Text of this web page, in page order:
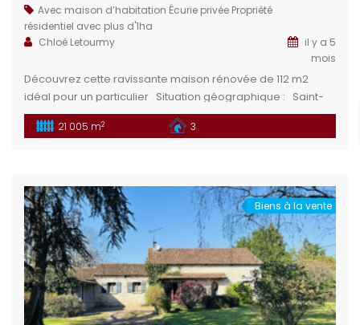
Avec maison d’habitation Écurie privée Propriété
résidentiel avec plus d'1ha
Chloé Letourmy
il y a 5
mois
Découvrez cette ravissante maison rénovée de 112 m2
idéal pour un particulier Situation géographique : Saint-
Martin-de-l’Ars est une commune située dans le
département de la Vienne, dans la région Nouvelle-
capitale du […]
21 005 m2 3
Biens à la vente